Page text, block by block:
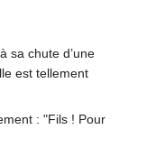
sa chute d’une
est tellement
: "Fils ! Pour